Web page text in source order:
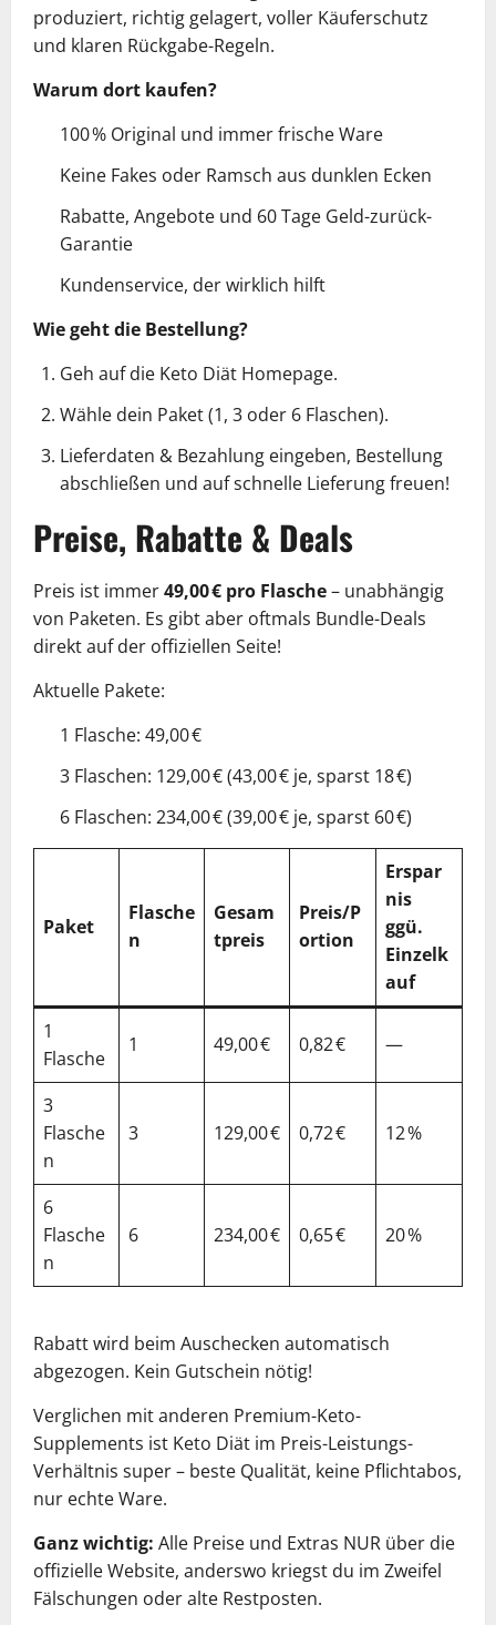
produziert, richtig gelagert, voller Käuferschutz
und klaren Rückgabe-Regeln.
Warum dort kaufen?
100 % Original und immer frische Ware
Keine Fakes oder Ramsch aus dunklen Ecken
Rabatte, Angebote und 60 Tage Geld-zurück-
Garantie
Kundenservice, der wirklich hilft
Wie geht die Bestellung?
Geh auf die Keto Diät Homepage.
Wähle dein Paket (1, 3 oder 6 Flaschen).
Lieferdaten & Bezahlung eingeben, Bestellung
abschließen und auf schnelle Lieferung freuen!
Preise, Rabatte & Deals
Preis ist immer49,00 € pro Flasche– unabhängig
von Paketen. Es gibt aber oftmals Bundle-Deals
direkt auf der offiziellen Seite!
Aktuelle Pakete:
1 Flasche: 49,00 €
3 Flaschen: 129,00 € (43,00 € je, sparst 18 €)
6 Flaschen: 234,00 € (39,00 € je, sparst 60 €)
Paket
Flasche
n
Gesam
tpreis
Preis/P
ortion
Erspar
nis
ggü.
Einzelk
auf
1
Flasche
1 49,00 € 0,82 € —
3
Flasche
n
3 129,00 € 0,72 € 12 %
6
Flasche
n
6 234,00 € 0,65 € 20 %
Rabatt wird beim Auschecken automatisch
abgezogen. Kein Gutschein nötig!
Verglichen mit anderen Premium-Keto-
Supplements ist Keto Diät im Preis-Leistungs-
Verhältnis super – beste Qualität, keine Pflichtabos,
nur echte Ware.
Ganz wichtig: Alle Preise und Extras NUR über die
offizielle Website, anderswo kriegst du im Zweifel
Fälschungen oder alte Restposten.